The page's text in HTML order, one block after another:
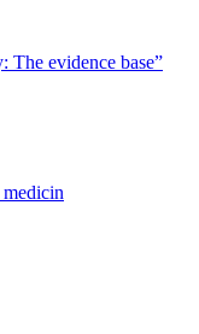
The evidence base”